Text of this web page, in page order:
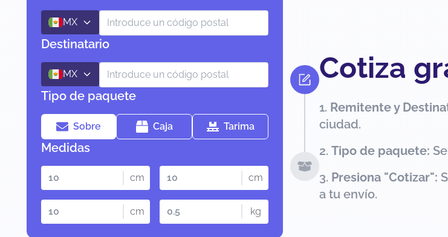
MX
Destinatario
MX
Tipo de paquete
Sobre Caja Tarima
Medidas
cm cm
cm kg
Cotiza
Remitente y
ciudad.
Tipo de paquete:
Presiona "Cotizar":
a tu envío.